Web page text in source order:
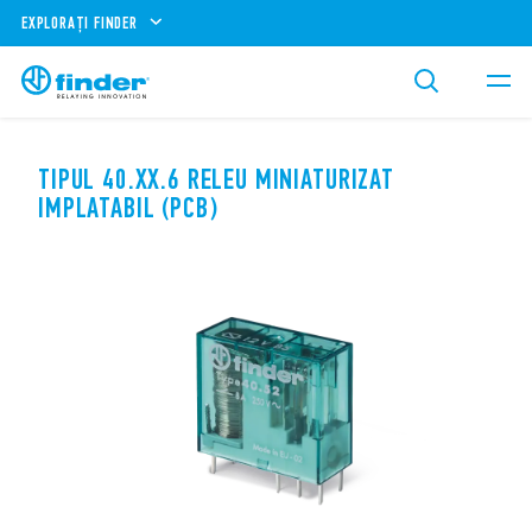
EXPLORAȚI FINDER
TIPUL 40.XX.6 RELEU MINIATURIZAT
IMPLATABIL (PCB)